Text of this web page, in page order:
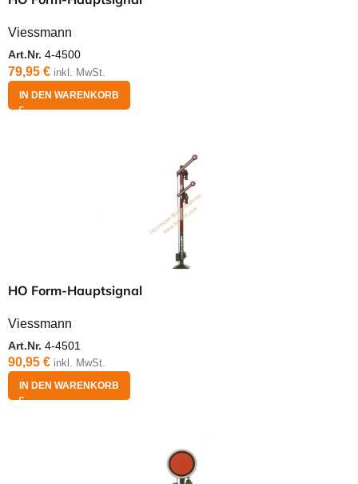
Viessmann
Art.Nr. 4-4500
79,95 € inkl. MwSt.
IN DEN WARENKORB
HO Form-Hauptsignal
Viessmann
Art.Nr. 4-4501
90,95 € inkl. MwSt.
IN DEN WARENKORB